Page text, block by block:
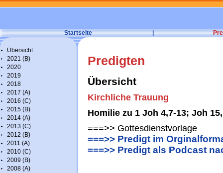
Startseite |
Übersicht
2021 (B)
2020
2019
2018
2017 (A)
2016 (C)
2015 (B)
2014 (A)
2013 (C)
2012 (B)
2011 (A)
2010 (C)
2009 (B)
2008 (A)
Predigten
Übersicht
Kirchliche Trauung
Homilie zu 1 Joh 4,7-13; Joh
===>> Gottesdienstvorlage
===>> Predigt im
===>> Predigt als Podcast